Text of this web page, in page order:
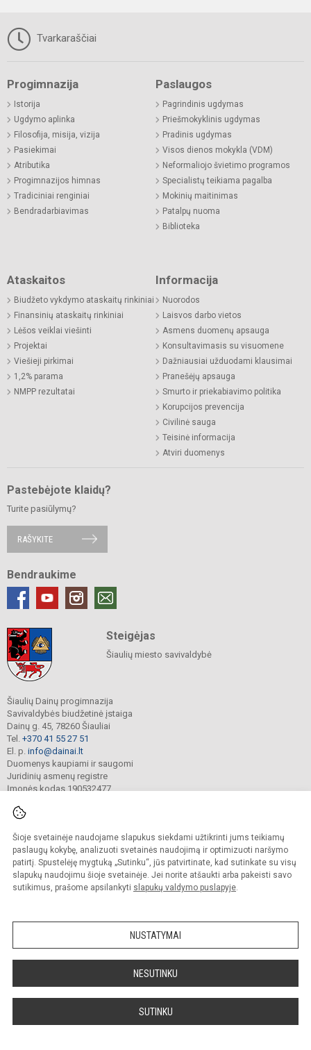
Šioje svetainėje naudojame slapukus siekdami užtikrinti jums teikiamų
paslaugų kokybę, analizuoti svetainės naudojimą ir optimizuoti naršymo
patirtį. Spustelėję mygtuką „Sutinku“, jūs patvirtinate, kad sutinkate su visų
slapukų naudojimu šioje svetainėje. Jei norite atšaukti arba pakeisti savo
sutikimus, prašome apsilankyti slapukų valdymo puslapyje.
NUSTATYMAI
NESUTINKU
SUTINKU
Tvarkaraščiai
Progimnazija
Istorija
Ugdymo aplinka
Filosofija, misija, vizija
Pasiekimai
Atributika
Progimnazijos himnas
Tradiciniai renginiai
Bendradarbiavimas
Paslaugos
Pagrindinis ugdymas
Priešmokyklinis ugdymas
Pradinis ugdymas
Visos dienos mokykla (VDM)
Neformaliojo švietimo programos
Specialistų teikiama pagalba
Mokinių maitinimas
Patalpų nuoma
Biblioteka
Ataskaitos
Biudžeto vykdymo ataskaitų rinkiniai
Finansinių ataskaitų rinkiniai
Lėšos veiklai viešinti
Projektai
Viešieji pirkimai
1,2% parama
NMPP rezultatai
Informacija
Nuorodos
Laisvos darbo vietos
Asmens duomenų apsauga
Konsultavimasis su visuomene
Dažniausiai užduodami klausimai
Pranešėjų apsauga
Smurto ir priekabiavimo politika
Korupcijos prevencija
Civilinė sauga
Teisinė informacija
Atviri duomenys
Pastebėjote klaidų?
Turite pasiūlymų?
RAŠYKITE
Bendraukime
Steigėjas
Šiaulių miesto savivaldybė
Šiaulių Dainų progimnazija
Savivaldybės biudžetinė įstaiga
Dainų g. 45, 78260 Šiauliai
Tel. +370 41 55 27 51
El. p. info@dainai.lt
Duomenys kaupiami ir saugomi
Juridinių asmenų registre
Įmonės kodas 190532477
© 2023. Šiaulių Dainų progimnazija. Visos teisės saugomos.
Kopijuoti turinį be raštiško gimnazijos sutikimo griežtai draudžiama.
Prieinamumo paraiška Slapukų politika
Sumanus būdas atnaujinti